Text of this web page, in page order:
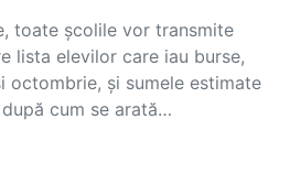
toate școlile vor transmite
lista elevilor care iau burse,
octombrie, și sumele estimate
cum se arată…